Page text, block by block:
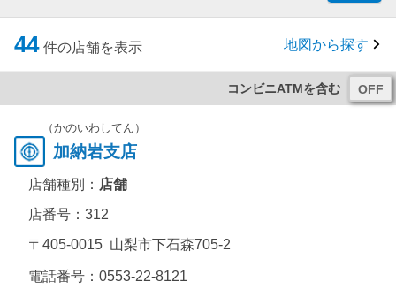
44 件の店舗を表示 地図から探す
コンビニATMを含む
（かのいわしてん）
加納岩支店
店舗種別： 店舗
店番号：312
〒405-0015 山梨市下石森705-2
電話番号： 0553-22-8121